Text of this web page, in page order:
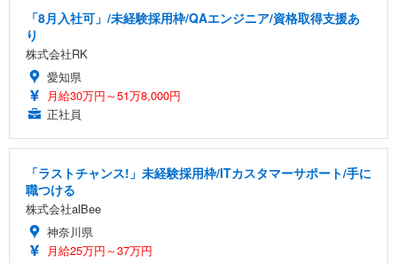
「8月入社可」/未経験採用枠/QAエンジニア/資格取得支援あ
り
株式会社RK
愛知県
月給30万円～51万8,000円
正社員
「ラストチャンス!」未経験採用枠/ITカスタマーサポート/手に
職つける
株式会社alBee
神奈川県
月給25万円～37万円